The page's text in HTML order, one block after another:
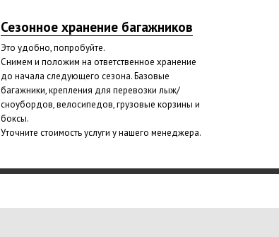
Сезонное хранение багажников
Это удобно, попробуйте.
Снимем и положим на ответственное хранение
до начала следующего сезона. Базовые
багажники, крепления для перевозки лыж/
сноубордов, велосипедов, грузовые корзины и
боксы.
Уточните стоимость услуги у нашего менеджера.